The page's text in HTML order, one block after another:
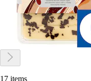
17 items